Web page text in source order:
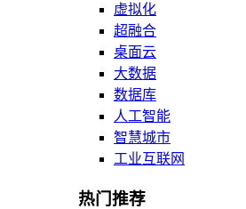
虚拟化
超融合
桌面云
大数据
数据库
人工智能
智慧城市
工业互联网
热门推荐